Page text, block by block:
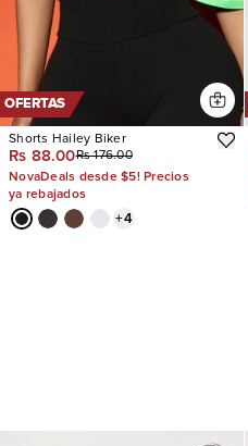
OFERTAS
Shorts Hailey Biker
Rs 88.00Rs 176.00
NovaDeals desde $5! Precios
ya rebajados
+4